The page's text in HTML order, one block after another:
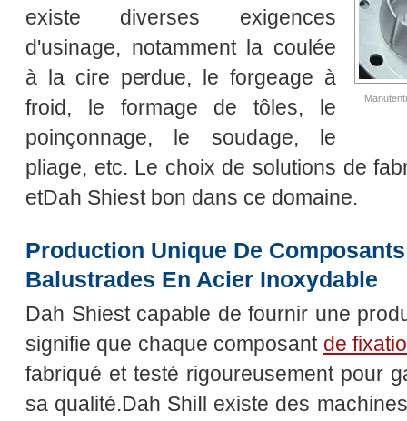
existe diverses exigences
d'usinage, notamment la coulée
à la cire perdue, le forgeage à
froid, le formage de tôles, le
poinçonnage, le soudage, le
pliage, etc. Le choix de solutions de
etDah Shiest bon dans ce domaine.
Production Unique De
Balustrades En Acier Inoxydable
Dah Shiest capable de fournir une
signifie que chaque composant de
fabriqué et testé rigoureusement pour
sa qualité.Dah ShiIl existe des